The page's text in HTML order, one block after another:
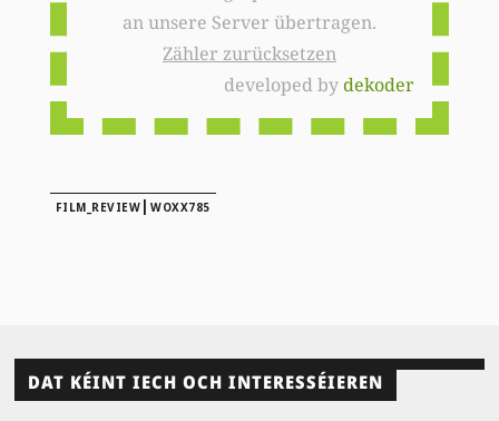
an unsere Server übertragen.
Zähler zurücksetzen
developed bydekoder
FILM_REVIEW |WOXX785
DAT KÉINT IECH OCH INTERESSÉIEREN